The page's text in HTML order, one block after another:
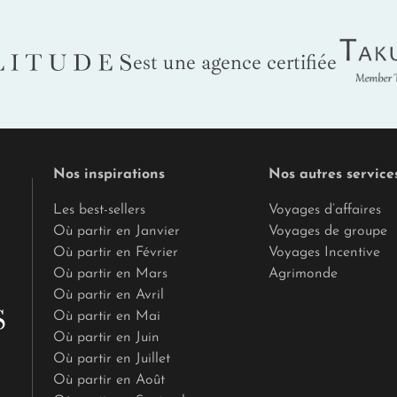
est une agence certifiée
Nos inspirations
Les best-sellers
Où partir en Janvier
Où partir en Février
Où partir en Mars
Où partir en Avril
Où partir en Mai
Où partir en Juin
Où partir en Juillet
Où partir en Août
Nos autres
Voyages d’affaires
Voyages de groupe
Voyages Incentive
Agrimonde